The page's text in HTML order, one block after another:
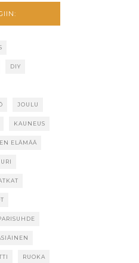
DIY
JOULU
KAUNEUS
ELÄMÄÄ
RUOKA